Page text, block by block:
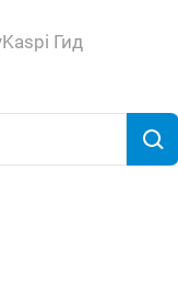
Kaspi Гид